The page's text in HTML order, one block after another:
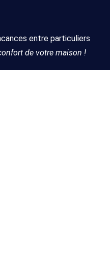
entre particuliers
de votre maison !